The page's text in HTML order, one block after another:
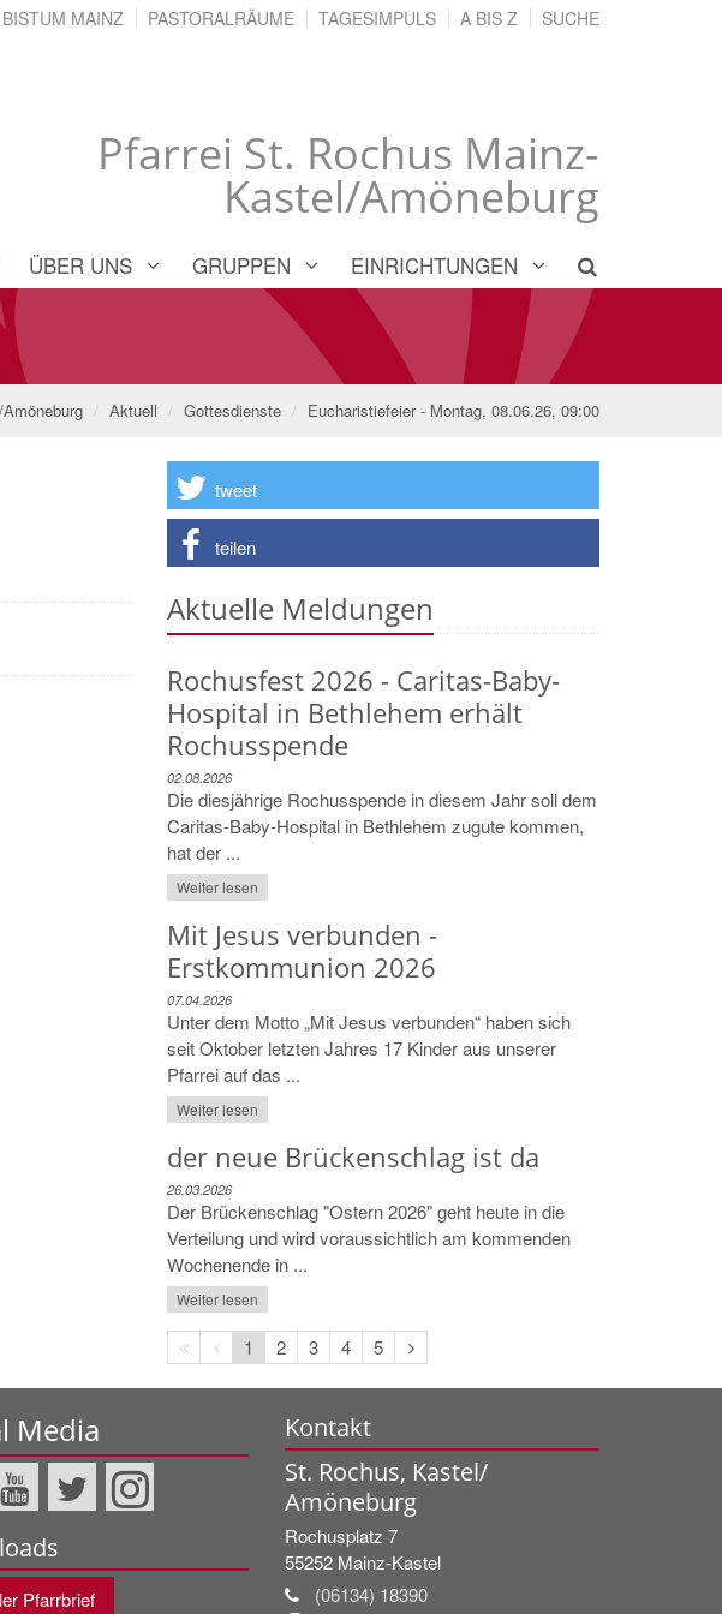
Pfarrei St. Rochus Mainz-
Kastel/Amöneburg
BISTUM MAINZ PASTORALRÄUME TAGESIMPULS A BIS Z SUCHE
ÜBER UNS GRUPPEN EINRICHTUNGEN
Aktuell Gottesdienste Eucharistiefeier - Montag, 08.06.26, 09:00
tweet
teilen
Aktuelle Meldungen
Rochusfest 2026 - Caritas-Baby-
Hospital in Bethlehem erhält
Rochusspende
02.08.2026
Die diesjährige Rochusspende in diesem Jahr soll dem
Caritas-Baby-Hospital in Bethlehem zugute kommen,
hat der ...
Weiter lesen
Mit Jesus verbunden -
Erstkommunion 2026
07.04.2026
Unter dem Motto „Mit Jesus verbunden“ haben sich
seit Oktober letzten Jahres 17 Kinder aus unserer
Pfarrei auf das ...
Weiter lesen
der neue Brückenschlag ist da
26.03.2026
Der Brückenschlag "Ostern 2026" geht heute in die
Verteilung und wird voraussichtlich am kommenden
Wochenende in ...
Weiter lesen
Erste
Seite
Vorherige
Seite
1 2 3 4 5
Nächste
Seite
Media
Pfarrbrief
Kontakt
St. Rochus, Kastel/
Amöneburg
Rochusplatz 7
55252 Mainz-Kastel
(06134) 18390